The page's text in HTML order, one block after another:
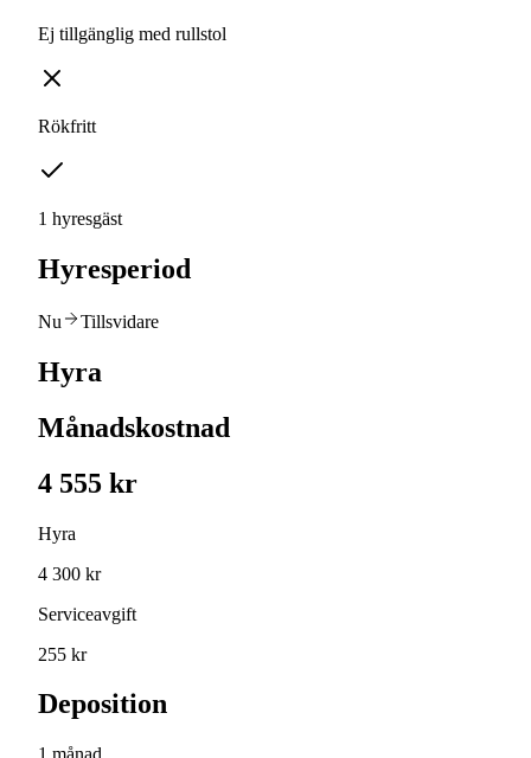
Ej tillgänglig med rullstol
Rökfritt
1 hyresgäst
Hyresperiod
Nu Tillsvidare
Hyra
Månadskostnad
4 555 kr
Hyra
4 300 kr
Serviceavgift
255 kr
Deposition